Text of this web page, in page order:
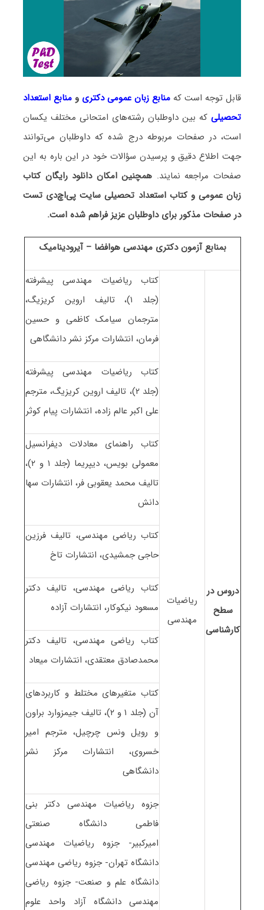
قابل توجه است که منابع زبان عمومی دکتری و منابع استعداد
تحصیلی که بین داوطلبان رشته‌های امتحانی مختلف یکسان
است، در صفحات مربوطه درج شده که داوطلبان می‌توانند
جهت اطلاع دقیق و پرسیدن سؤالات خود در این باره به این
صفحات مراجعه نمایند. همچنین امکان دانلود رایگان کتاب
زبان عمومی و کتاب استعداد تحصیلی سایت پی‌اچ‌دی تست
در صفحات مذکور برای داوطلبان عزیز فراهم شده است.
بمنابع آزمون دکتری مهندسی هوافضا – آیرودینامیک
دروس در
سطح
کارشناسی
ریاضیات
مهندسی
کتاب ریاضیات مهندسی پیشرفته
(جلد ۱)، تالیف اروین کریزیگ،
مترجمان سیامک کاظمی و حسین
فرمان، انتشارات مرکز نشر دانشگاهی
کتاب ریاضیات مهندسی پیشرفته
(جلد ۲)، تالیف اروین کریزیگ، مترجم
علی اکبر عالم زاده، انتشارات پیام کوثر
کتاب راهنمای معادلات دیفرانسیل
معمولی بویس، دیپریما (جلد ۱ و ۲)،
تالیف محمد یعقوبی فر، انتشارات سها
دانش
کتاب ریاضی مهندسی، تالیف فرزین
حاجی جمشیدی، انتشارات تاخ
کتاب ریاضی مهندسی، تالیف دکتر
مسعود نیکوکار، انتشارات آزاده
کتاب ریاضی مهندسی، تالیف دکتر
محمدصادق معتقدی، انتشارات میعاد
کتاب متغیرهای مختلط و کاربردهای
آن (جلد ۱ و ۲)، تالیف جیمزوارد براون
و رویل ونس چرچیل، مترجم امیر
خسروی، انتشارات مرکز نشر
دانشگاهی
جزوه ریاضیات مهندسی دکتر بنی
فاطمی دانشگاه صنعتی
امیرکبیر- جزوه ریاضیات مهندسی
دانشگاه تهران- جزوه ریاضی مهندسی
دانشگاه علم و صنعت- جزوه ریاضی
مهندسی دانشگاه آزاد واحد علوم